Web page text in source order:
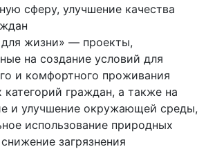
сферу, улучшение качества
жизни» — проекты,
на создание условий для
и комфортного проживания
категорий граждан, а также на
и улучшение окружающей среды,
использование природных
загрязнения